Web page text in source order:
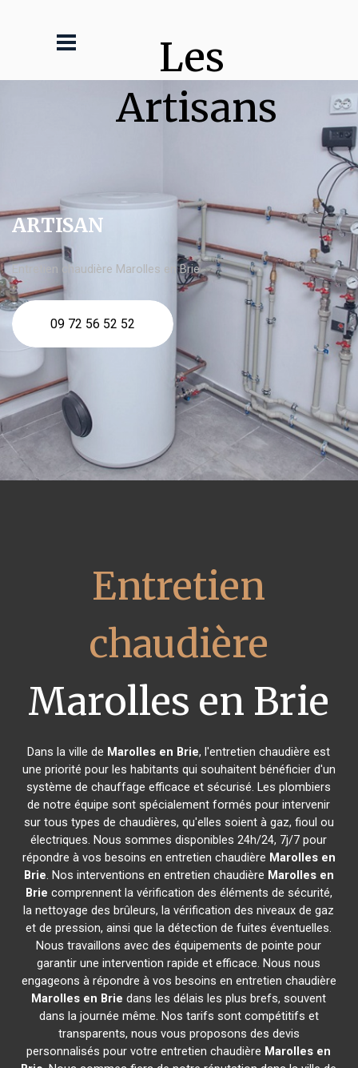
Les
Artisans
ARTISAN
Entretien chaudière Marolles en Brie
09 72 56 52 52
Entretien
chaudière
Marolles en Brie
Dans la ville de Marolles en Brie, l'entretien chaudière est
une priorité pour les habitants qui souhaitent bénéficier d'un
système de chauffage efficace et sécurisé. Les plombiers
de notre équipe sont spécialement formés pour intervenir
sur tous types de chaudières, qu'elles soient à gaz, fioul ou
électriques. Nous sommes disponibles 24h/24, 7j/7 pour
répondre à vos besoins en entretien chaudière Marolles en
Brie. Nos interventions en entretien chaudière Marolles en
Brie comprennent la vérification des éléments de sécurité,
la nettoyage des brûleurs, la vérification des niveaux de gaz
et de pression, ainsi que la détection de fuites éventuelles.
Nous travaillons avec des équipements de pointe pour
garantir une intervention rapide et efficace. Nous nous
engageons à répondre à vos besoins en entretien chaudière
Marolles en Brie dans les délais les plus brefs, souvent
dans la journée même. Nos tarifs sont compétitifs et
transparents, nous vous proposons des devis
personnalisés pour votre entretien chaudière Marolles en